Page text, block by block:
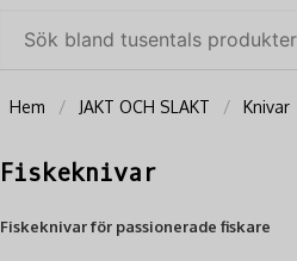
Hem JAKT OCH SLAKT Knivar
Fiskeknivar
Fiskeknivar för passionerade fiskare